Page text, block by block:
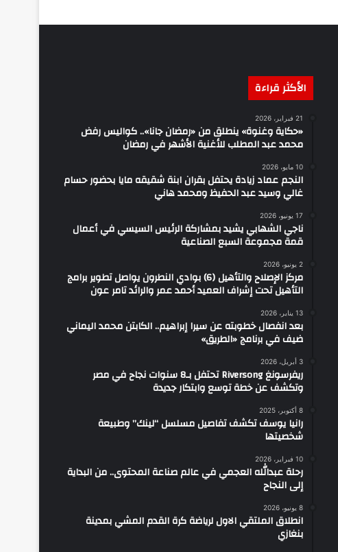
الأكثر قراءة
21 فبراير، 2026
«حكاية وغنوة» ينطلق من «رمضان جانا».. كواليس رفض
محمد عبد المطلب للأغنية الأشهر في رمضان
10 مايو، 2026
النجم عماد زيادة يحتفل بقران ابنة شقيقه مايا بحضور حسام
غالي وسيد عبد الحفيظ ومحمد هاني
17 يونيو، 2026
ناجي الشهابي يشيد بمشاركة الرئيس السيسي في أعمال
قمة مجموعة السبع الصناعية
2 يونيو، 2026
مركز الإصلاح والتأهيل (6) بوادي النطرون يواصل تطوير برامج
التأهيل تحت إشراف العميد أحمد عمر والرائد تامر عون
13 يناير، 2026
بعد انفصال خطوبته عن سيرا إبراهيم.. الكابتن محمد اليماني
ضيف في برنامج «الطريق»
3 أبريل، 2026
ريفرسونغ Riversong تحتفل بـ8 سنوات نجاح في مصر
وتكشف عن خطة توسع وابتكار جديدة
8 أكتوبر، 2025
رانيا يوسف تكشف تفاصيل مسلسل “لينك” وطبيعة
شخصيتها
10 فبراير، 2026
رحلة عبدالله العجمي في عالم صناعة المحتوى.. من البداية
إلى النجاح
8 يونيو، 2026
انطلاق الملتقي الاول لرياضة كرة القدم المشي بمدينة
بنغازي